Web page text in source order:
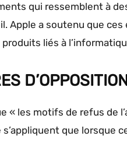
qui ressemblent à
Apple a soutenu que
liés à
« les motifs de refus de
que lorsque